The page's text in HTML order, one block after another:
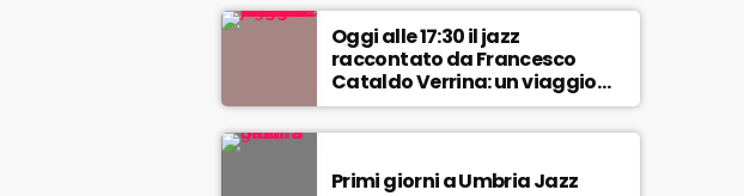
Oggi alle 17:30 il jazz
raccontato da Francesco
Cataldo Verrina: un viaggio
tra Miles Davis e John
Coltrane. In diretta da Egea.
Primi giorni a Umbria Jazz